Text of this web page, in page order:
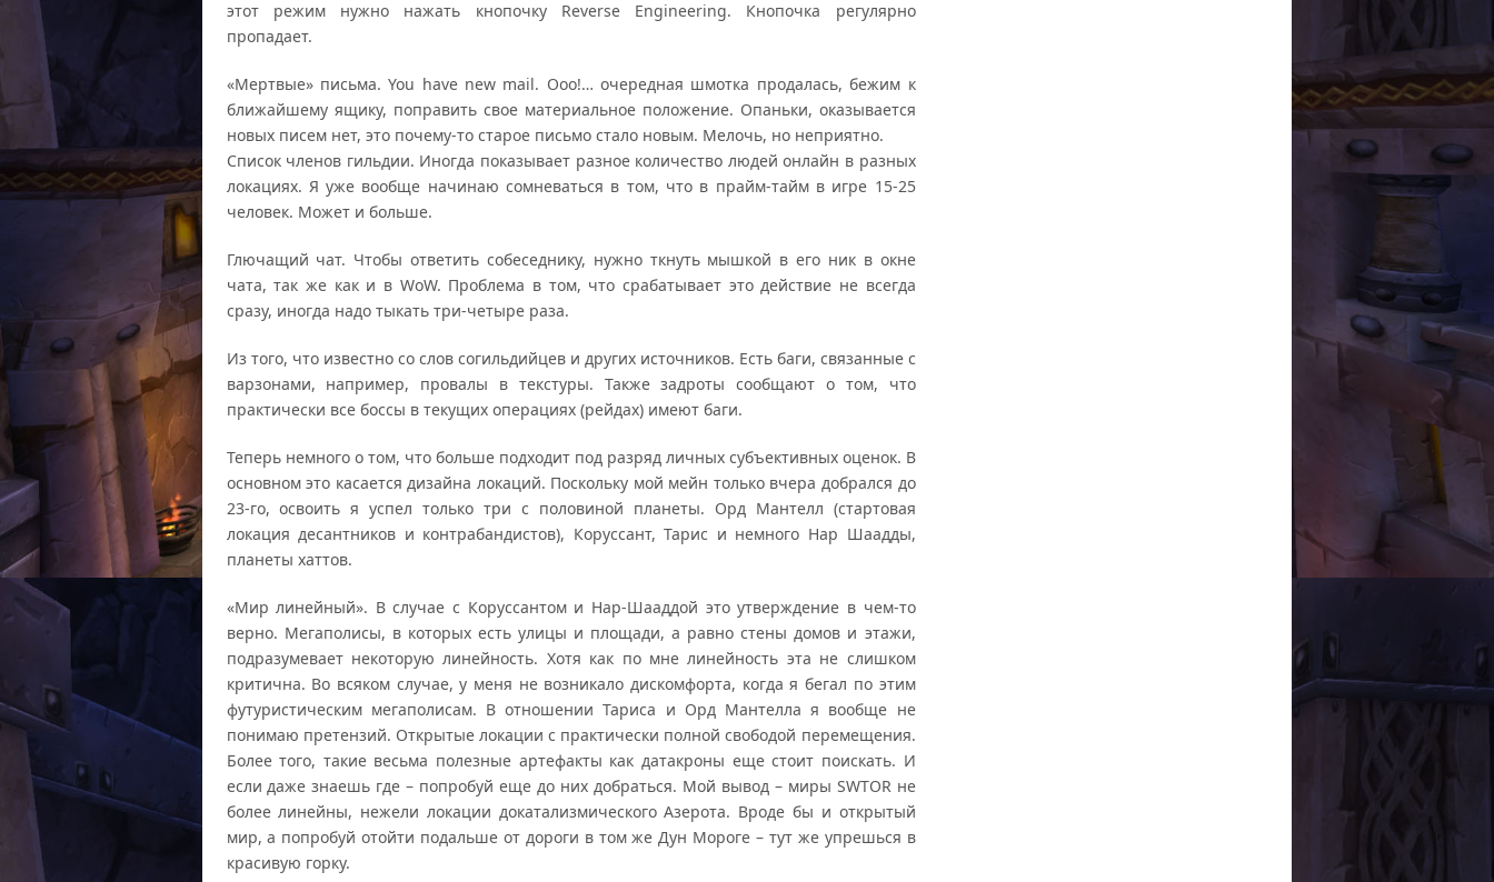
этот режим нужно нажать кнопочку Reverse Engineering. Кнопочка регулярно
пропадает.
«Мертвые» письма. You have new mail. Ооо!… очередная шмотка продалась, бежим к
ближайшему ящику, поправить свое материальное положение. Опаньки, оказывается
новых писем нет, это почему-то старое письмо стало новым. Мелочь, но неприятно.
Список членов гильдии. Иногда показывает разное количество людей онлайн в разных
локациях. Я уже вообще начинаю сомневаться в том, что в прайм-тайм в игре 15-25
человек. Может и больше.
Глючащий чат. Чтобы ответить собеседнику, нужно ткнуть мышкой в его ник в окне
чата, так же как и в WoW. Проблема в том, что срабатывает это действие не всегда
сразу, иногда надо тыкать три-четыре раза.
Из того, что известно со слов согильдийцев и других источников. Есть баги, связанные с
варзонами, например, провалы в текстуры. Также задроты сообщают о том, что
практически все боссы в текущих операциях (рейдах) имеют баги.
Теперь немного о том, что больше подходит под разряд личных субъективных оценок. В
основном это касается дизайна локаций. Поскольку мой мейн только вчера добрался до
23-го, освоить я успел только три с половиной планеты. Орд Мантелл (стартовая
локация десантников и контрабандистов), Коруссант, Тарис и немного Нар Шаадды,
планеты хаттов.
«Мир линейный». В случае с Коруссантом и Нар-Шааддой это утверждение в чем-то
верно. Мегаполисы, в которых есть улицы и площади, а равно стены домов и этажи,
подразумевает некоторую линейность. Хотя как по мне линейность эта не слишком
критична. Во всяком случае, у меня не возникало дискомфорта, когда я бегал по этим
футуристическим мегаполисам. В отношении Тариса и Орд Мантелла я вообще не
понимаю претензий. Открытые локации с практически полной свободой перемещения.
Более того, такие весьма полезные артефакты как датакроны еще стоит поискать. И
если даже знаешь где – попробуй еще до них добраться. Мой вывод – миры SWTOR не
более линейны, нежели локации докатализмического Азерота. Вроде бы и открытый
мир, а попробуй отойти подальше от дороги в том же Дун Мороге – тут же упрешься в
красивую горку.